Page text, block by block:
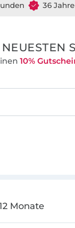
36
10%
Monate